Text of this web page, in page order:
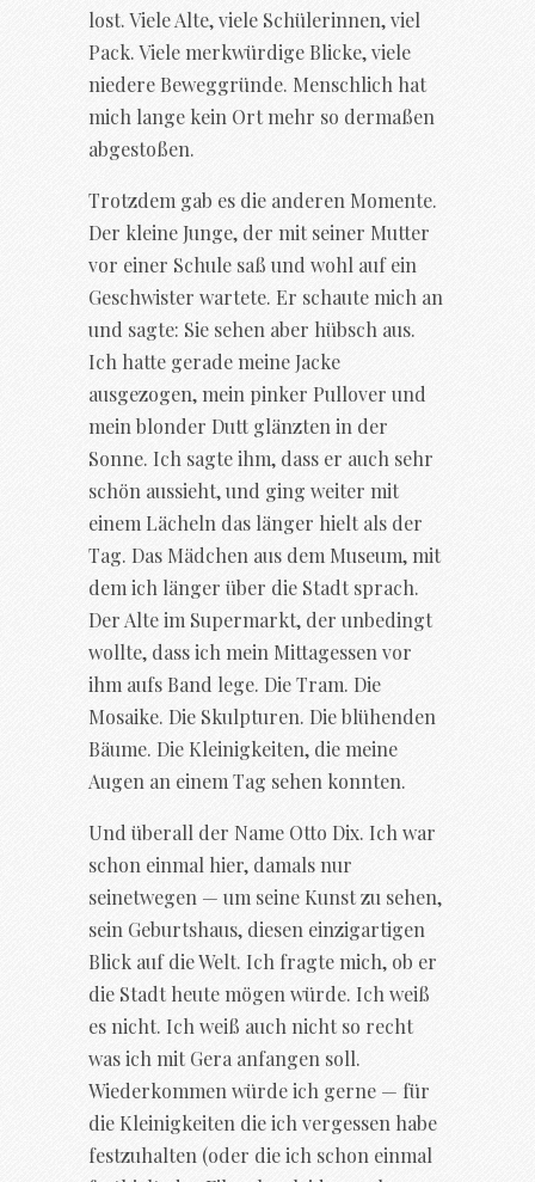
lost. Viele Alte, viele Schülerinnen, viel
Pack. Viele merkwürdige Blicke, viele
niedere Beweggründe. Menschlich hat
mich lange kein Ort mehr so dermaßen
abgestoßen.
Trotzdem gab es die anderen Momente.
Der kleine Junge, der mit seiner Mutter
vor einer Schule saß und wohl auf ein
Geschwister wartete. Er schaute mich an
und sagte: Sie sehen aber hübsch aus.
Ich hatte gerade meine Jacke
ausgezogen, mein pinker Pullover und
mein blonder Dutt glänzten in der
Sonne. Ich sagte ihm, dass er auch sehr
schön aussieht, und ging weiter mit
einem Lächeln das länger hielt als der
Tag. Das Mädchen aus dem Museum, mit
dem ich länger über die Stadt sprach.
Der Alte im Supermarkt, der unbedingt
wollte, dass ich mein Mittagessen vor
ihm aufs Band lege. Die Tram. Die
Mosaike. Die Skulpturen. Die blühenden
Bäume. Die Kleinigkeiten, die meine
Augen an einem Tag sehen konnten.
Und überall der Name Otto Dix. Ich war
schon einmal hier, damals nur
seinetwegen — um seine Kunst zu sehen,
sein Geburtshaus, diesen einzigartigen
Blick auf die Welt. Ich fragte mich, ob er
die Stadt heute mögen würde. Ich weiß
es nicht. Ich weiß auch nicht so recht
was ich mit Gera anfangen soll.
Wiederkommen würde ich gerne — für
die Kleinigkeiten die ich vergessen habe
festzuhalten (oder die ich schon einmal